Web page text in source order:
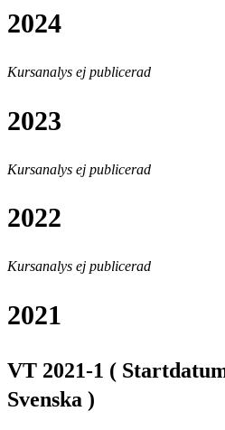
2024
Kursanalys ej publicerad
2023
Kursanalys ej publicerad
2022
Kursanalys ej publicerad
2021
VT 2021-1 (
Svenska )